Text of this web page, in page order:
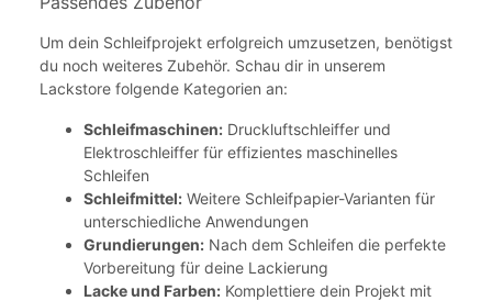
Um dein Schleifprojekt erfolgreich umzusetzen, benötigst
du noch weiteres Zubehör. Schau dir in unserem
Lackstore folgende Kategorien an:
Schleifmaschinen: Druckluftschleiffer und
Elektroschleiffer für effizientes maschinelles
Schleifen
Schleifmittel: Weitere Schleifpapier-Varianten für
unterschiedliche Anwendungen
Grundierungen: Nach dem Schleifen die perfekte
Vorbereitung für deine Lackierung
Lacke und Farben: Komplettiere dein Projekt mit